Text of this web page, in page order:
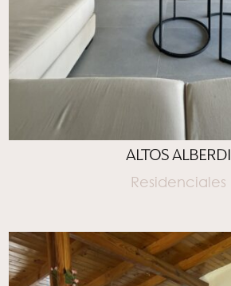
ALTOS ALBERDI
Residenciales